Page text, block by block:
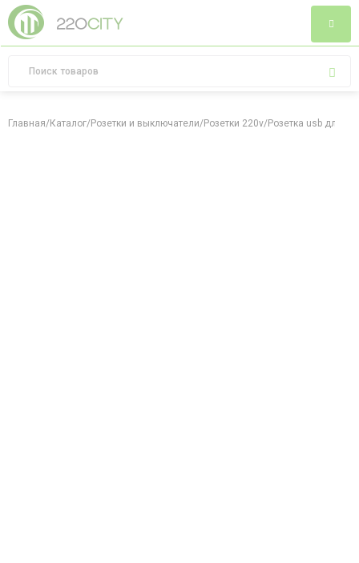
Главная/Каталог/Розетки и выключатели/Розетки 220v/Розетка usb для